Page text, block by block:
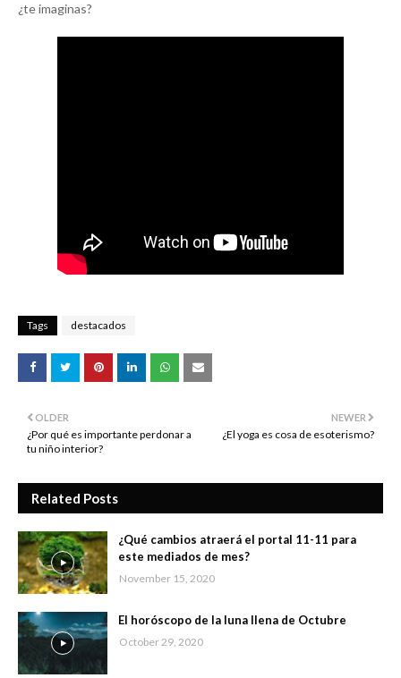
¿te imaginas?
Tags destacados
NEWER
¿El yoga es cosa de esoterismo?
OLDER
¿Por qué es importante perdonar a
tu niño interior?
Related Posts
¿Qué cambios atraerá el portal 11-11 para
este mediados de mes?
November 15, 2020
El horóscopo de la luna llena de Octubre
October 29, 2020